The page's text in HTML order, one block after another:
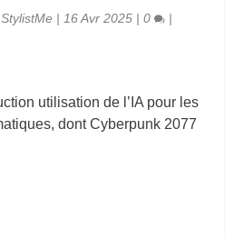
|16 Avr 2025 |0 |
utilisation de l’IA pour les
dont Cyberpunk 2077